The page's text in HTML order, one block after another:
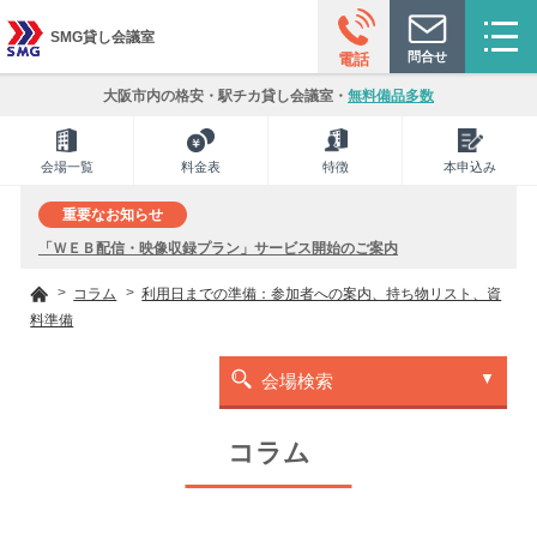
電話 問合せ
SMG貸し会議室
大阪市内の格安・駅チカ貸し会議室・ 無料備品多数
会場一覧 料金表 特徴 本申込み
重要なお知らせ
「ＷＥＢ配信・映像収録プラン」サービス開始のご案内
コラム
利用日までの準備：参加者への案内、持ち物リスト、資
料準備
会場検索
コラム